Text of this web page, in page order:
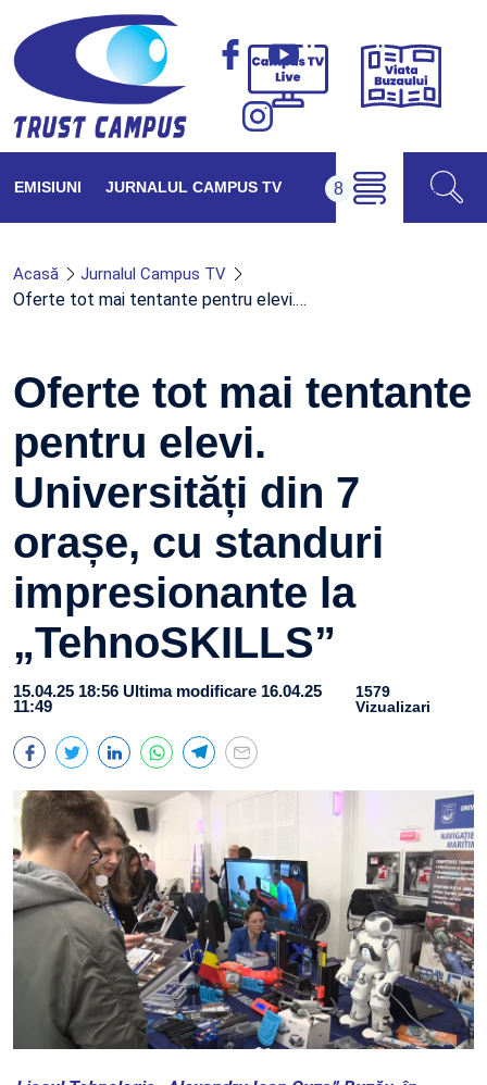
Campus
Viața
EMISIUNI JURNALUL CAMPUS TV
Acasă Jurnalul Campus TV
Oferte tot mai tentante pentru elevi.…
Oferte tot mai tentante
pentru elevi.
Universități din 7
orașe, cu standuri
impresionante la
„TehnoSKILLS”
15.04.25 18:56 Ultima modificare 16.04.25
11:49
1579
Vizualizari